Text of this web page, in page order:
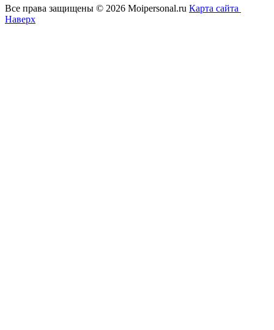
Все права защищены © 2026 Moipersonal.ru Карта сайта
Наверх